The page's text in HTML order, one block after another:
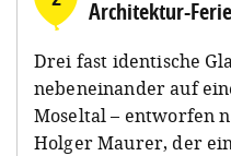
Architektur-
Drei fast identische
nebeneinander auf
Moseltal – entworfen
Holger Maurer, der